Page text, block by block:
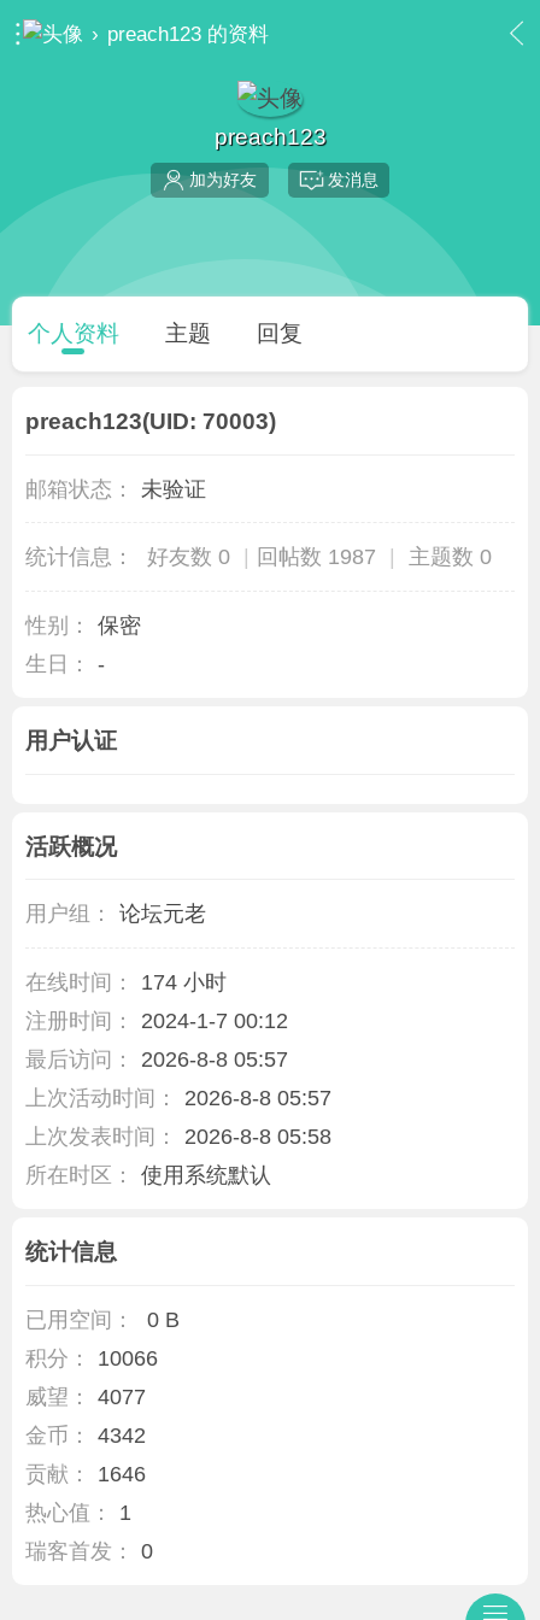
› preach123 的资料
preach123
加为好友 发消息
个人资料 主题 回复
preach123(UID: 70003)
邮箱状态： 未验证
统计信息： 好友数 0 回帖数 1987 主题数 0
性别：
保密
生日：
-
用户认证
活跃概况
用户组： 论坛元老
在线时间：
174 小时
注册时间：
2024-1-7 00:12
最后访问：
2026-8-8 05:57
上次活动时间：
2026-8-8 05:57
上次发表时间：
2026-8-8 05:58
所在时区：
使用系统默认
统计信息
已用空间：
0 B
积分：
10066
威望：
4077
金币：
4342
贡献：
1646
热心值：
1
瑞客首发：
0